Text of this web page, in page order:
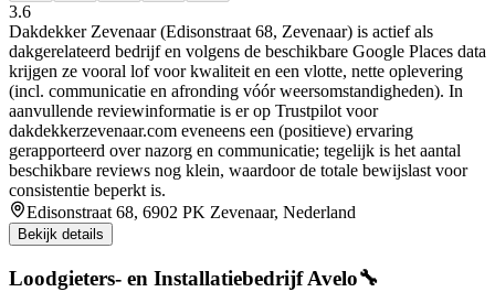
3.6
Dakdekker Zevenaar (Edisonstraat 68, Zevenaar) is actief als
dakgerelateerd bedrijf en volgens de beschikbare Google Places data
krijgen ze vooral lof voor kwaliteit en een vlotte, nette oplevering
(incl. communicatie en afronding vóór weersomstandigheden). In
aanvullende reviewinformatie is er op Trustpilot voor
dakdekkerzevenaar.com eveneens een (positieve) ervaring
gerapporteerd over nazorg en communicatie; tegelijk is het aantal
beschikbare reviews nog klein, waardoor de totale bewijslast voor
consistentie beperkt is.
Edisonstraat 68, 6902 PK Zevenaar, Nederland
Bekijk details
Loodgieters- en Installatiebedrijf Avelo🔧